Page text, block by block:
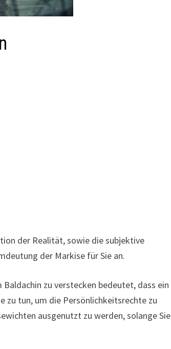
der Realität, sowie die subjektive
der Markise für Sie an.
zu verstecken bedeutet, dass ein
zu tun, um die Persönlichkeitsrechte zu
ausgenutzt zu werden, solange Sie